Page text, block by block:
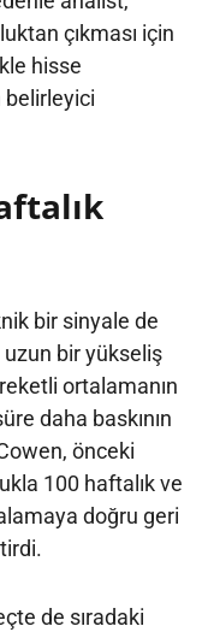
çıkması için
hisse
belirleyici
bir sinyale de
bir yükseliş
ortalamanın
daha baskının
önceki
100 haftalık ve
doğru geri
de sıradaki